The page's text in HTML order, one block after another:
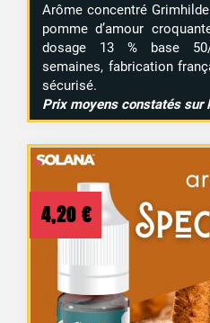
Arôme concentré
pomme d’amour
dosage 13 % base
semaines, fabrication
sécurisé.
Prix moyens constatés sur
4,20 €